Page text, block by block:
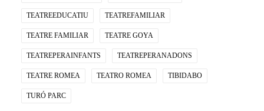
TEATREEDUCATIU TEATREFAMILIAR
TEATRE FAMILIAR TEATRE GOYA
TEATREPERAINFANTS TEATREPERANADONS
TEATRE ROMEA TEATRO ROMEA TIBIDABO
TURÓ PARC